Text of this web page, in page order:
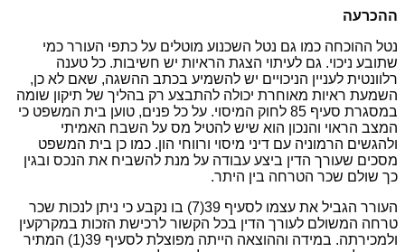
ההכרעה
נטל ההוכחה כמו גם נטל השכנוע מוטלים על כתפי העורר כמי
שתובע ניכוי. גם לעיתוי הצגת הראיות יש חשיבות. כל טענה
רלוונטית לעניין הניכויים יש להשמיע בכתב ההשגה, שאם לא כן,
השמעת ראיות מאוחרת יכולה להתבצע רק בהליך של תיקון שומה
במסגרת סעיף 85 לחוק המיסוי. על כל פנים, טוען בית המשפט כי
המצב הראוי והנכון הוא שיש להטיל מס על השבח האמיתי
ולהגשים הרמוניה עם דיני מיסוי ורווחי הון. כמו כן בית המשפט
מסכים שעורך הדין ביצע עבודה על מנת להשביח את הנכס ובגין
כך שולם שכר הטרחה בין היתר.
העורר הגביל את עצמו לסעיף 39(7) בו נקבע כי ניתן לנכות שכר
טרחה המשולם לעורך הדין בכל הקשור לרכישת הזכות במקרקעין
ולמכירתה. במידה וההוצאה הייתה מפוצלת לסעיף 39(1) המתיר